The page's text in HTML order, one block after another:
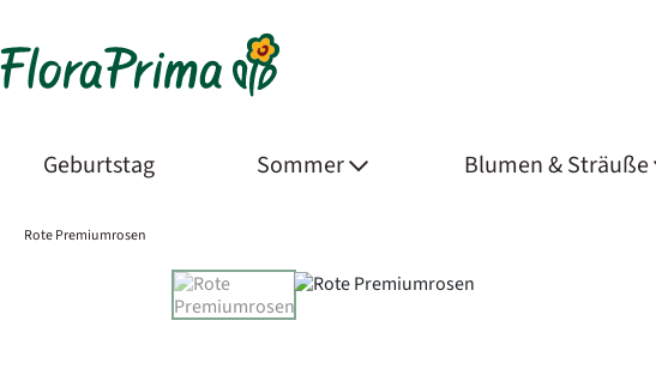
Geburtstag Sommer Blumen & Sträuße
Rote Premiumrosen
Product Images